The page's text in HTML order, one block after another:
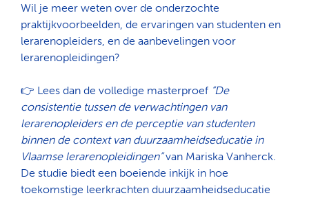
Wil je meer weten over de onderzochte
praktijkvoorbeelden, de ervaringen van studenten en
lerarenopleiders, en de aanbevelingen voor
lerarenopleidingen?
👉 Lees dan de volledige masterproef “De
consistentie tussen de verwachtingen van
lerarenopleiders en de perceptie van studenten
binnen de context van duurzaamheidseducatie in
Vlaamse lerarenopleidingen”van Mariska Vanherck.
De studie biedt een boeiende inkijk in hoe
toekomstige leerkrachten duurzaamheidseducatie